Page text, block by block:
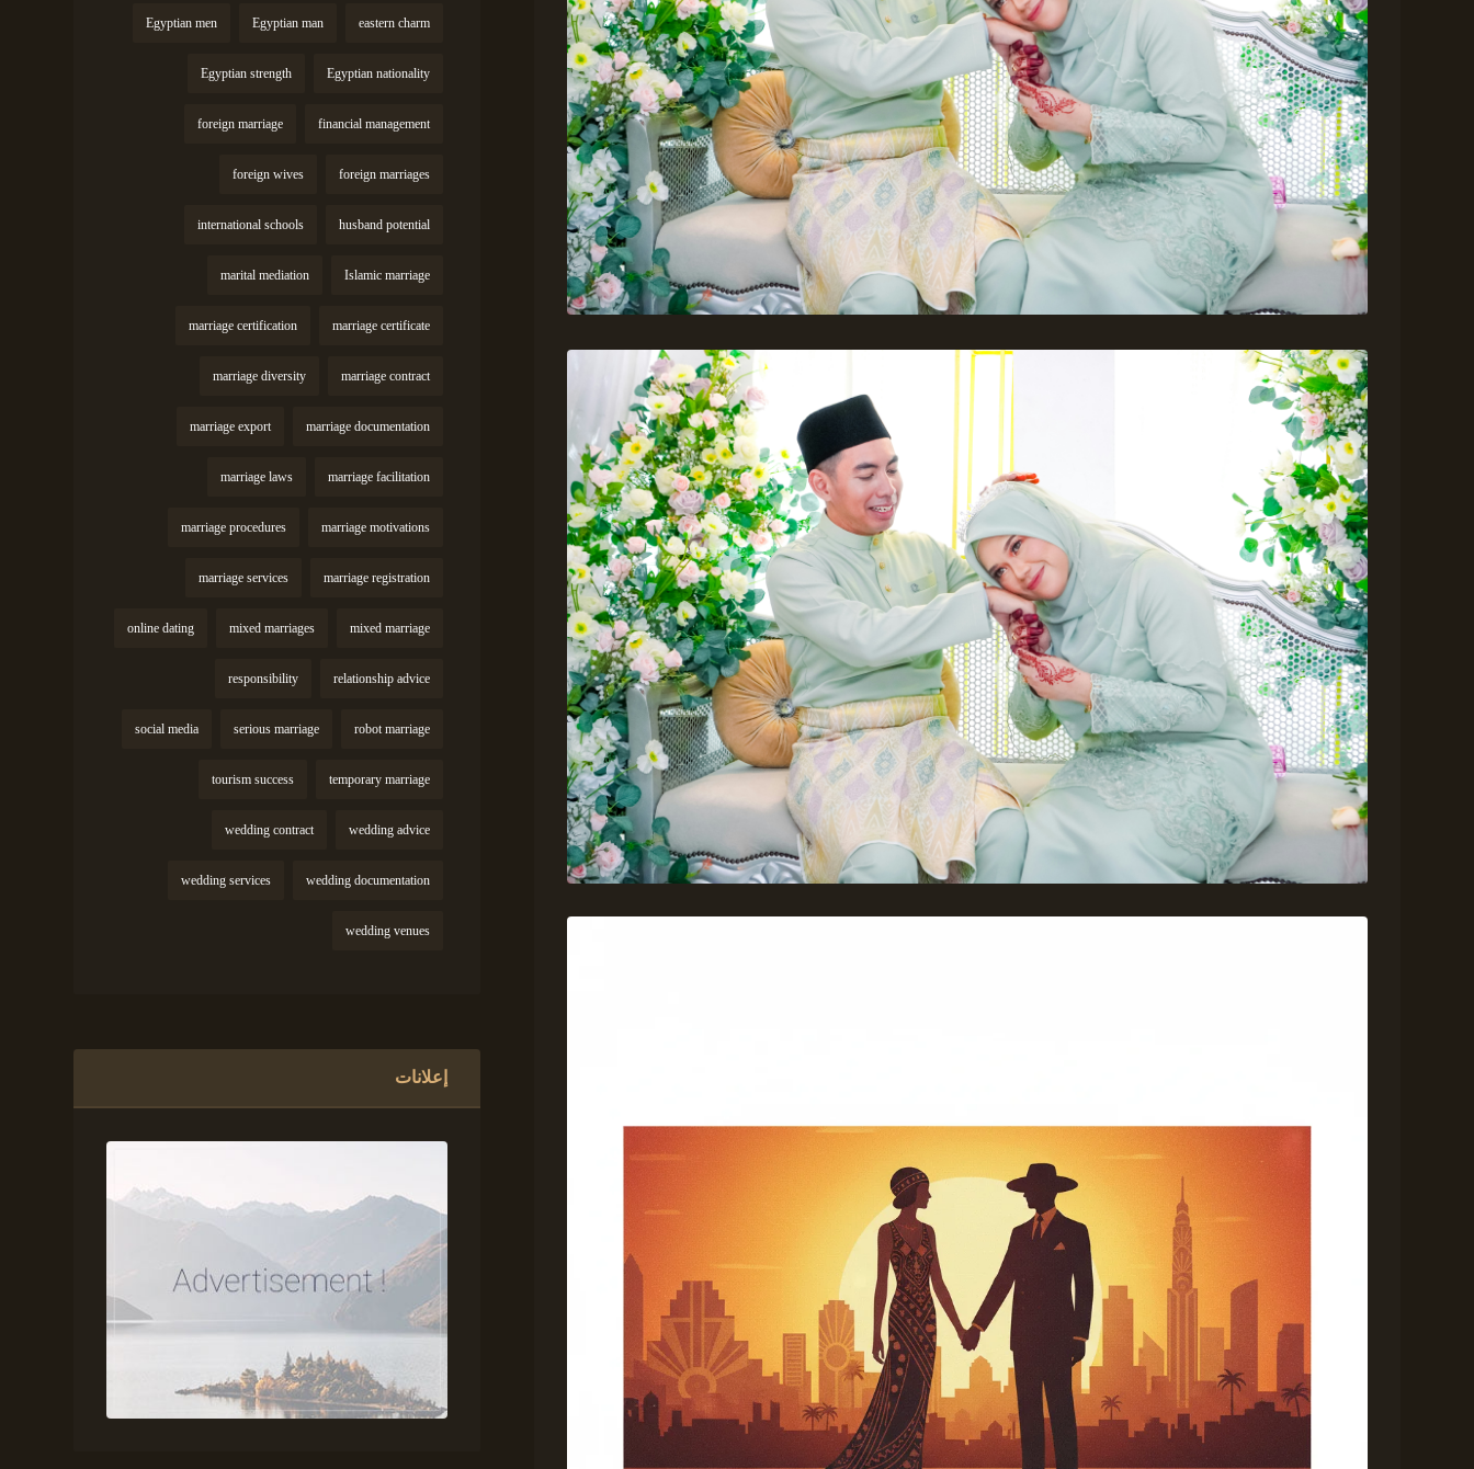
eastern charm
Egyptian man
Egyptian men
Egyptian nationality
Egyptian strength
financial management
foreign marriage
foreign marriages
foreign wives
husband potential
international schools
Islamic marriage
marital mediation
marriage certificate
marriage certification
marriage contract
marriage diversity
marriage documentation
marriage export
marriage facilitation
marriage laws
marriage motivations
marriage procedures
marriage registration
marriage services
mixed marriage
mixed marriages
online dating
relationship advice
responsibility
robot marriage
serious marriage
social media
temporary marriage
tourism success
wedding advice
wedding contract
wedding documentation
wedding services
wedding venues
إعلانات